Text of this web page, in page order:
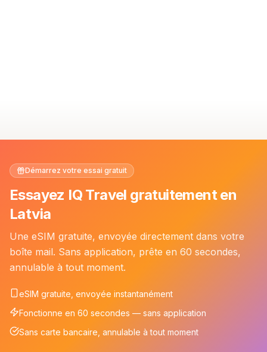
Démarrez votre essai gratuit
Essayez IQ Travel gratuitement en
Latvia
Une eSIM gratuite, envoyée directement dans votre
boîte mail. Sans application, prête en 60 secondes,
annulable à tout moment.
eSIM gratuite, envoyée instantanément
Fonctionne en 60 secondes — sans application
Sans carte bancaire, annulable à tout moment